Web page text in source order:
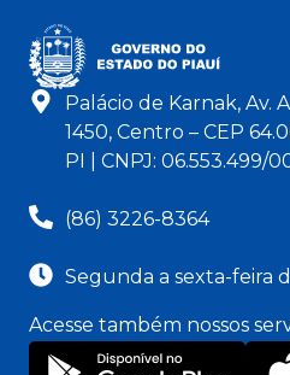
Palácio de Karnak, Av.
1450, Centro – CEP
PI | CNPJ: 06.553.499/
(86) 3226-8364
Segunda a sexta-feira
Acesse também nossos